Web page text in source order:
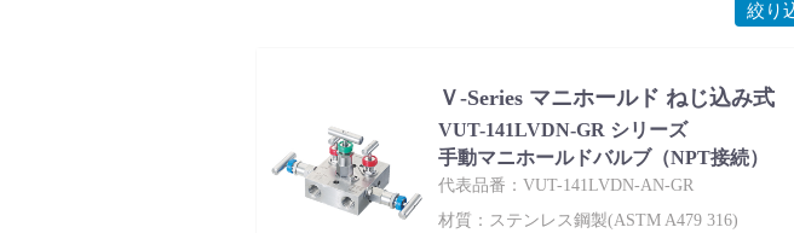
ダウンロード
絞り
Ｖ-Series マニホールド ねじ込み式
VUT-141LVDN-GR シリーズ
手動マニホールドバルブ（NPT接続）
代表品番：VUT-141LVDN-AN-GR
材質：ステンレス鋼製(ASTM A479 316)